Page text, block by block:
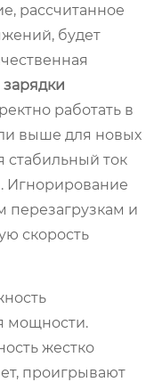
рассчитанное
будет
работать в
выше для новых
стабильный ток
Игнорирование
перезагрузкам и
скорость
мощности.
жестко
проигрывают